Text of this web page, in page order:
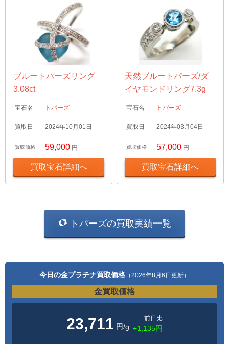
ブルートパーズリング
3.08ct
宝石名 トパーズ
買取日 2024年10月01日
買取価格 59,000 円
買取宝石詳細へ
天然ブルートパーズ/ダ
イヤモンドリング7.3g
宝石名 トパーズ
買取日 2024年03月04日
買取価格 57,000 円
買取宝石詳細へ
トパーズの買取実績一覧
今日の金プラチナ買取価格 （2026年8月6日更新）
金買取価格
23,711 円/g
前日比
+1,135円